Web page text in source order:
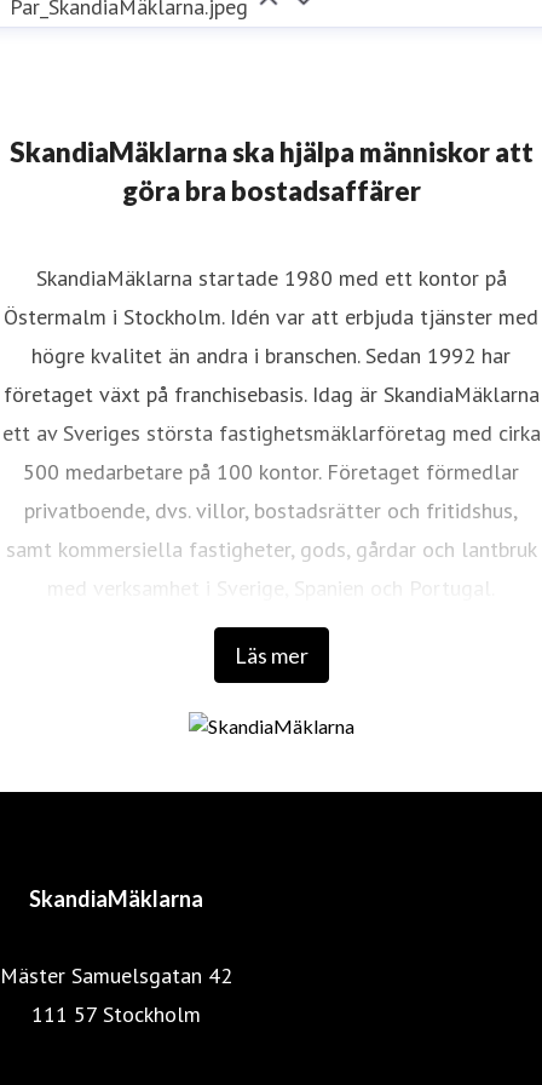
Par_SkandiaMäklarna.jpeg
SkandiaMäklarna ska hjälpa människor att
göra bra bostadsaffärer
Läs mer
SkandiaMäklarna startade 1980 med ett kontor på
Östermalm i Stockholm. Idén var att erbjuda tjänster med
högre kvalitet än andra i branschen. Sedan 1992 har
företaget växt på franchisebasis. Idag är SkandiaMäklarna
ett av Sveriges största fastighetsmäklarföretag med cirka
500 medarbetare på 100 kontor. Företaget förmedlar
privatboende, dvs. villor, bostadsrätter och fritidshus,
samt kommersiella fastigheter, gods, gårdar och lantbruk
med verksamhet i Sverige, Spanien och Portugal.
SkandiaMäklarna
Mäster Samuelsgatan 42
111 57 Stockholm